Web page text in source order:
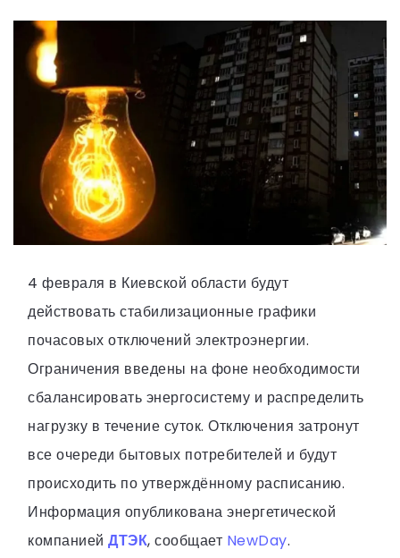
4 февраля в Киевской области будут
действовать стабилизационные графики
почасовых отключений электроэнергии.
Ограничения введены на фоне необходимости
сбалансировать энергосистему и распределить
нагрузку в течение суток. Отключения затронут
все очереди бытовых потребителей и будут
происходить по утверждённому расписанию.
Информация опубликована энергетической
компанией ДТЭК, сообщает NewDay.